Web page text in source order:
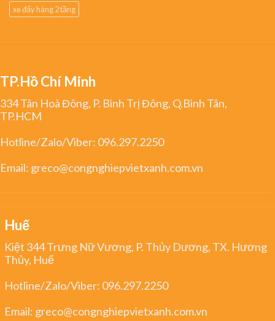
xe đẩy hàng 2 tầng
TP.Hồ Chí Minh
334 Tân Hoà Đông, P. Bình Trị Đông, Q.Bình Tân,
TP.HCM
Hotline/Zalo/Viber: 096.297.2250
Email: greco@congnghiepvietxanh.com.vn
Huế
Kiệt 344 Trưng Nữ Vương, P. Thủy Dương, TX. Hương
Thủy, Huế
Hotline/Zalo/Viber: 096.297.2250
Email: greco@congnghiepvietxanh.com.vn